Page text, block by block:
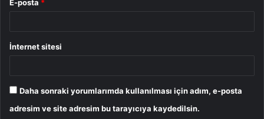
E-posta *
İnternet sitesi
Daha sonraki yorumlarımda kullanılması için adım, e-posta
adresim ve site adresim bu tarayıcıya kaydedilsin.